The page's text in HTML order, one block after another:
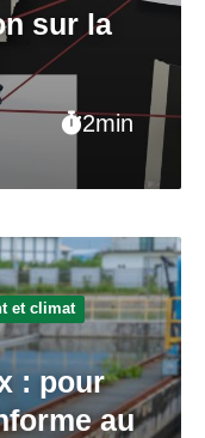
2min
sur la
et climat
: pour
au